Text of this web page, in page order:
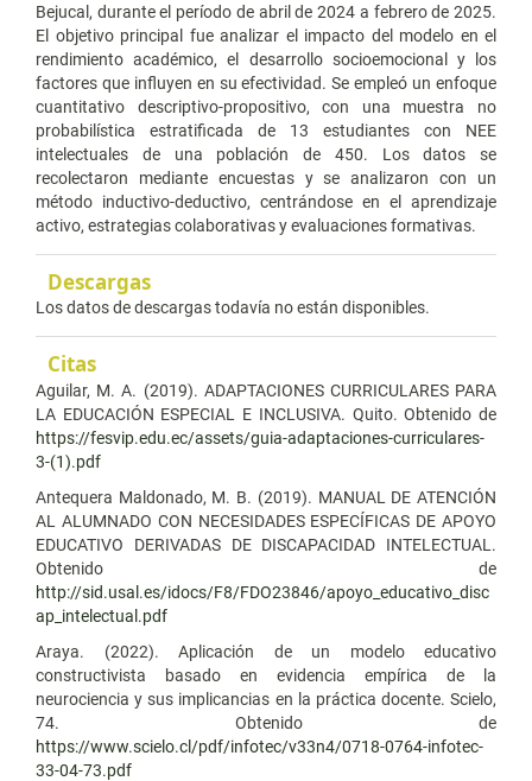
Bejucal, durante el período de abril de 2024 a febrero de 2025.
El objetivo principal fue analizar el impacto del modelo en el
rendimiento académico, el desarrollo socioemocional y los
factores que influyen en su efectividad. Se empleó un enfoque
cuantitativo descriptivo-propositivo, con una muestra no
probabilística estratificada de 13 estudiantes con NEE
intelectuales de una población de 450. Los datos se
recolectaron mediante encuestas y se analizaron con un
método inductivo-deductivo, centrándose en el aprendizaje
activo, estrategias colaborativas y evaluaciones formativas.
Descargas
Los datos de descargas todavía no están disponibles.
Citas
Aguilar, M. A. (2019). ADAPTACIONES CURRICULARES PARA
LA EDUCACIÓN ESPECIAL E INCLUSIVA. Quito. Obtenido de
https://fesvip.edu.ec/assets/guia-adaptaciones-curriculares-
3-(1).pdf
Antequera Maldonado, M. B. (2019). MANUAL DE ATENCIÓN
AL ALUMNADO CON NECESIDADES ESPECÍFICAS DE APOYO
EDUCATIVO DERIVADAS DE DISCAPACIDAD INTELECTUAL.
Obtenido de
http://sid.usal.es/idocs/F8/FDO23846/apoyo_educativo_disc
ap_intelectual.pdf
Araya. (2022). Aplicación de un modelo educativo
constructivista basado en evidencia empírica de la
neurociencia y sus implicancias en la práctica docente. Scielo,
74. Obtenido de
https://www.scielo.cl/pdf/infotec/v33n4/0718-0764-infotec-
33-04-73.pdf